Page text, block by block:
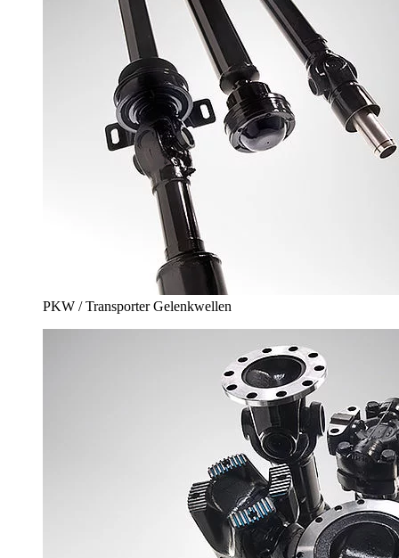
PKW / Transporter Gelenkwellen